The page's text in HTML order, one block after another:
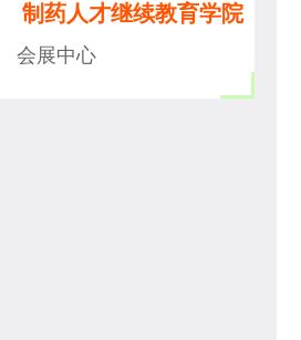
制药人才继续教育学院
会展中心